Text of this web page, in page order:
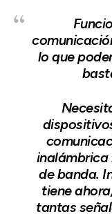
lo que
inalámbrica
de banda.
tiene
tantas